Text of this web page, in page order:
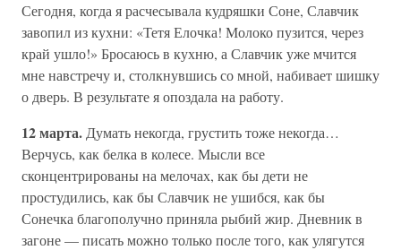
Сегодня, когда я расчесывала кудряшки Соне, Славчик
завопил из кухни: «Тетя Елочка! Молоко пузится, через
край ушло!» Бросаюсь в кухню, а Славчик уже мчится
мне навстречу и, столкнувшись со мной, набивает шишку
о дверь. В результате я опоздала на работу.
12 марта. Думать некогда, грустить тоже некогда…
Верчусь, как белка в колесе. Мысли все
сконцентрированы на мелочах, как бы дети не
простудились, как бы Славчик не ушибся, как бы
Сонечка благополучно приняла рыбий жир. Дневник в
загоне — писать можно только после того, как улягутся